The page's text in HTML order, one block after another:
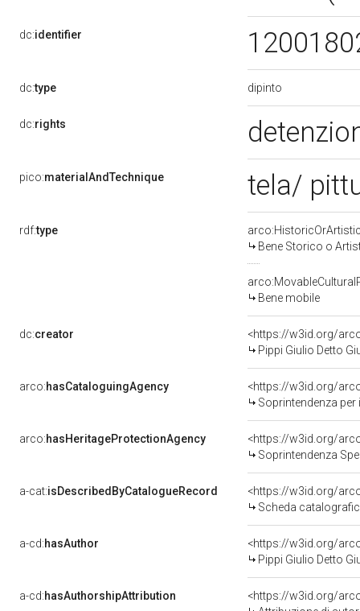
dc:identifier
dc:type dipinto
dc:rights
pico:materialAndTechnique tela/
rdf:type
Bene Storico o
Bene mobile
dc:creator
<https://w3id.org/
Pippi Giulio Detto
arco:hasCataloguingAgency
<https://w3id.org/
Soprintendenza
arco:hasHeritageProtectionAgency
<https://w3id.org/
Soprintendenza
a-cat:isDescribedByCatalogueRecord
<https://w3id.org/
Scheda
a-cd:hasAuthor
<https://w3id.org/
Pippi Giulio Detto
a-cd:hasAuthorshipAttribution
<https://w3id.org/